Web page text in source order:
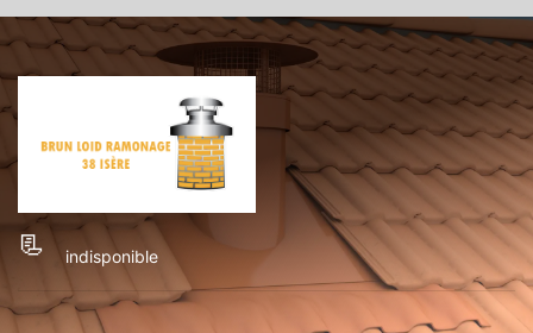
indisponible